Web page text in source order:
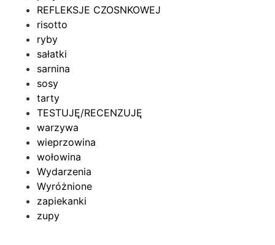
REFLEKSJE CZOSNKOWEJ
risotto
ryby
sałatki
sarnina
sosy
tarty
TESTUJĘ/RECENZUJĘ
warzywa
wieprzowina
wołowina
Wydarzenia
Wyróżnione
zapiekanki
zupy